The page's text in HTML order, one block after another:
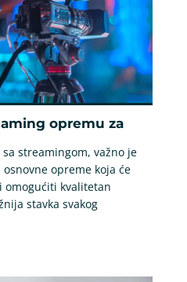
opremu za
streamingom, važno je
opreme koja će
omogućiti kvalitetan
stavka svakog